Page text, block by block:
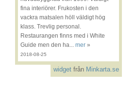
fina interiörer. Frukosten i den
vackra matsalen höll väldigt hög
klass. Trevlig personal.
Restaurangen finns med i White
Guide men den ha... mer »
2018-08-25
widget från Minkarta.se